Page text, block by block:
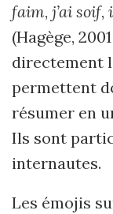
faim, j’ai soif,
(Hagège,
directement
permettent
résumer en
Ils sont
internautes.
Les émojis